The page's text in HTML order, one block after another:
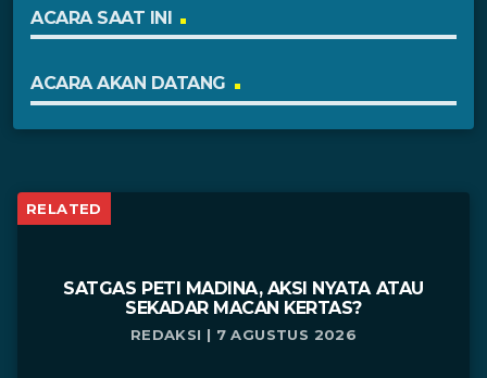
ACARA SAAT INI
ACARA AKAN DATANG
RELATED
SATGAS PETI MADINA, AKSI NYATA ATAU
SEKADAR MACAN KERTAS?
REDAKSI | 7 AGUSTUS 2026